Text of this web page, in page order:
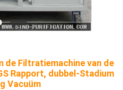
de Filtratiemachine van de
Rapport, dubbel-Stadium
Vacuüm